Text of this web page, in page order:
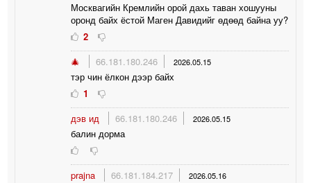
Москвагийн Кремлийн орой дахь таван хошууны
оронд байх ёстой Маген Давидийг өдөөд байна уу?
2
🎄
66.181.180.246 2026.05.15
тэр чин ёлкон дээр байх
1
дэв ид
66.181.180.246 2026.05.15
балин дорма
prajna 66.181.184.217 2026.05.16